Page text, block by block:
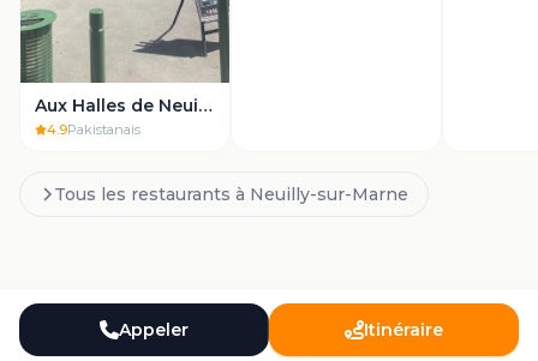
Appeler Itinéraire
Aux Halles de Neuilly
4.9Pakistanais
Tous les restaurants à Neuilly-sur-Marne